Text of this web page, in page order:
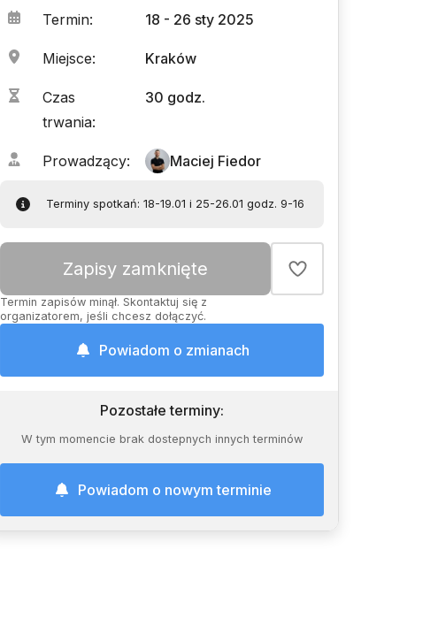
Termin: 18 - 26 sty 2025
Miejsce: Kraków
Czas
trwania:
30 godz.
Prowadzący: Maciej Fiedor
Terminy spotkań: 18-19.01 i 25-26.01 godz. 9-16
Zapisy zamknięte
Termin zapisów minął. Skontaktuj się z
organizatorem, jeśli chcesz dołączyć.
Powiadom o zmianach
Pozostałe terminy:
W tym momencie brak dostepnych innych terminów
Powiadom o nowym terminie